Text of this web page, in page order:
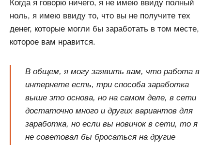
Когда я говорю ничего, я не имею ввиду полный
ноль, я имею ввиду то, что вы не получите тех
денег, которые могли бы заработать в том месте,
которое вам нравится.
В общем, я могу заявить вам, что работа в
интернете есть, три способа заработка
выше это основа, но на самом деле, в сети
достаточно много и других вариантов для
заработка, но если вы новичок в сети, то я
не советовал бы бросаться на другие